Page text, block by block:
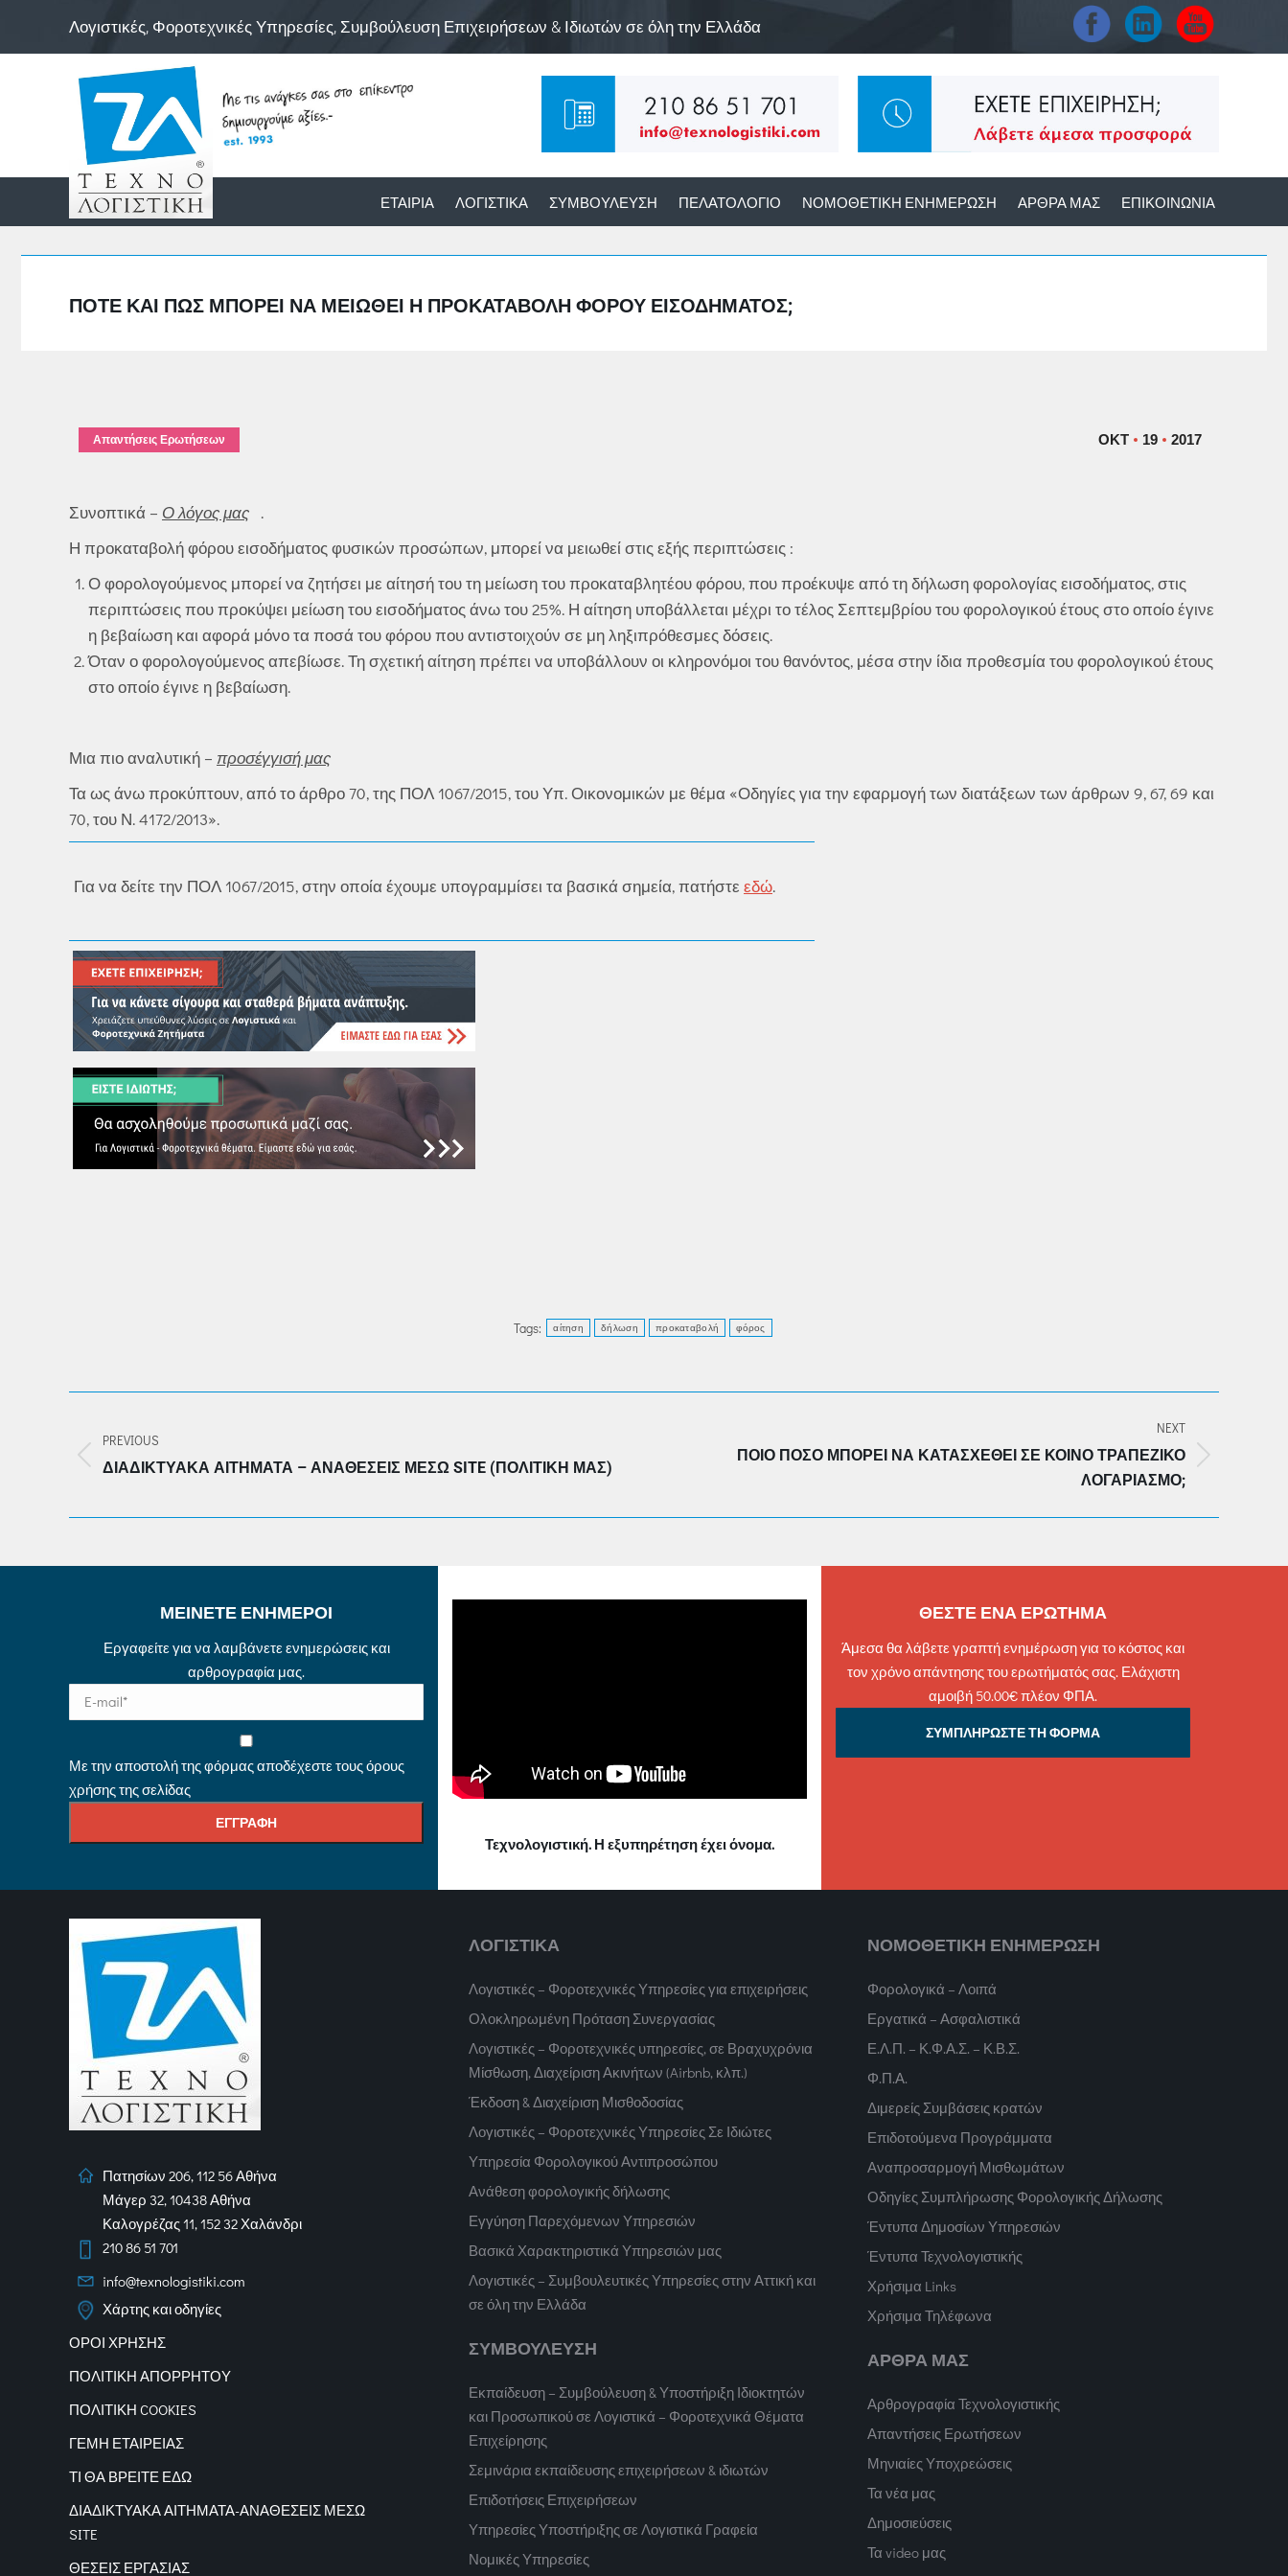
Λογιστικές, Φοροτεχνικές Υπηρεσίες, Συμβούλευση Επιχειρήσεων & Ιδιωτών σε όλη την Ελλάδα
ΕΤΑΙΡΊΑ ΛΟΓΙΣΤΙΚΆ ΣΥΜΒΟΎΛΕΥΣΗ ΠΕΛΑΤΟΛΌΓΙΟ ΝΟΜΟΘΕΤΙΚΉ ΕΝΗΜΈΡΩΣΗ ΆΡΘΡΑ ΜΑΣ ΕΠΙΚΟΙΝΩΝΊΑ
ΠΌΤΕ ΚΑΙ ΠΩΣ ΜΠΟΡΕΊ ΝΑ ΜΕΙΩΘΕΊ Η ΠΡΟΚΑΤΑΒΟΛΉ ΦΌΡΟΥ ΕΙΣΟΔΉΜΑΤΟΣ;
ΟΚΤ 19 2017
Απαντήσεις Ερωτήσεων
Συνοπτικά – Ο λόγος μας .
Η προκαταβολή φόρου εισοδήματος φυσικών προσώπων, μπορεί να μειωθεί στις εξής περιπτώσεις :
Ο φορολογούμενος μπορεί να ζητήσει με αίτησή του τη μείωση του προκαταβλητέου φόρου, που προέκυψε από τη δήλωση φορολογίας εισοδήματος, στις
περιπτώσεις που προκύψει μείωση του εισοδήματος άνω του 25%. Η αίτηση υποβάλλεται μέχρι το τέλος Σεπτεμβρίου του φορολογικού έτους στο οποίο έγινε
η βεβαίωση και αφορά μόνο τα ποσά του φόρου που αντιστοιχούν σε μη ληξιπρόθεσμες δόσεις.
Όταν ο φορολογούμενος απεβίωσε. Τη σχετική αίτηση πρέπει να υποβάλλουν οι κληρονόμοι του θανόντος, μέσα στην ίδια προθεσμία του φορολογικού έτους
στο οποίο έγινε η βεβαίωση.
Μια πιο αναλυτική – προσέγγισή μας
Τα ως άνω προκύπτουν, από το άρθρο 70, της ΠΟΛ 1067/2015, του Υπ. Οικονομικών με θέμα «Οδηγίες για την εφαρμογή των διατάξεων των άρθρων 9, 67, 69 και
70, του Ν. 4172/2013».
Για να δείτε την ΠΟΛ 1067/2015, στην οποία έχουμε υπογραμμίσει τα βασικά σημεία, πατήστε εδώ.
Tags: αίτηση δήλωση προκαταβολή φόρος
PREVIOUS
Previous
ΔΙΑΔΙΚΤΥΑΚΆ ΑΙΤΉΜΑΤΑ – ΑΝΑΘΈΣΕΙΣ ΜΈΣΩ SITE (ΠΟΛΙΤΙΚΉ ΜΑΣ)
NEXT
ΠΟΙΟ ΠΟΣΌ ΜΠΟΡΕΊ ΝΑ ΚΑΤΑΣΧΕΘΕΊ ΣΕ ΚΟΙΝΌ ΤΡΑΠΕΖΙΚΌ
ΛΟΓΑΡΙΑΣΜΌ;
ΜΕΙΝΕΤΕ ΕΝΗΜΕΡΟΙ
Εργαφείτε για να λαμβάνετε ενημερώσεις και
αρθρογραφία μας.
Με την αποστολή της φόρμας αποδέχεστε τους όρους
χρήσης της σελίδας
Τεχνολογιστική. Η εξυπηρέτηση έχει όνομα.
ΘΕΣΤΕ ΕΝΑ ΕΡΩΤΗΜΑ
Άμεσα θα λάβετε γραπτή ενημέρωση για το κόστος και
τον χρόνο απάντησης του ερωτήματός σας. Ελάχιστη
αμοιβή 50.00€ πλέον ΦΠΑ.
ΣΥΜΠΛΗΡΩΣΤΕ ΤΗ ΦΟΡΜΑ
Πατησίων 206, 112 56 Αθήνα
Μάγερ 32, 10438 Αθήνα
Καλογρέζας 11, 152 32 Χαλάνδρι
210 86 51 701
info@texnologistiki.com
Χάρτης και οδηγίες
ΟΡΟΙ ΧΡΗΣΗΣ
ΠΟΛΙΤΙΚΗ ΑΠΟΡΡΗΤΟΥ
ΠΟΛΙΤΙΚΗ COOKIES
ΓΕΜΗ ΕΤΑΙΡΕΙΑΣ
ΤΙ ΘΑ ΒΡΕΙΤΕ ΕΔΩ
ΔΙΑΔΙΚΤΥΑΚΑΑΙΤΗΜΑΤΑ-ΑΝΑΘΕΣΕΙΣ ΜΕΣΩ
SITE
ΘΕΣΕΙΣ ΕΡΓΑΣΙΑΣ
ΛΟΓΙΣΤΙΚΑ
Λογιστικές – Φοροτεχνικές Υπηρεσίες για επιχειρήσεις
Ολοκληρωμένη Πρόταση Συνεργασίας
Λογιστικές – Φοροτεχνικές υπηρεσίες, σε Βραχυχρόνια
Μίσθωση, Διαχείριση Ακινήτων (Airbnb, κλπ.)
Έκδοση & Διαχείριση Μισθοδοσίας
Λογιστικές – Φοροτεχνικές Υπηρεσίες Σε Ιδιώτες
Υπηρεσία Φορολογικού Αντιπροσώπου
Ανάθεση φορολογικής δήλωσης
Εγγύηση Παρεχόμενων Υπηρεσιών
Βασικά Χαρακτηριστικά Υπηρεσιών μας
Λογιστικές – Συμβουλευτικές Υπηρεσίες στην Αττική και
σε όλη την Ελλάδα
ΣΥΜΒΟΥΛΕΥΣΗ
Εκπαίδευση – Συμβούλευση & Υποστήριξη Ιδιοκτητών
και Προσωπικού σε Λογιστικά – Φοροτεχνικά Θέματα
Επιχείρησης
Σεμινάρια εκπαίδευσης επιχειρήσεων & ιδιωτών
Επιδοτήσεις Επιχειρήσεων
Υπηρεσίες Υποστήριξης σε Λογιστικά Γραφεία
Νομικές Υπηρεσίες
ΝΟΜΟΘΕΤΙΚΗ ΕΝΗΜΕΡΩΣΗ
Φορολογικά – Λοιπά
Εργατικά – Ασφαλιστικά
Ε.Λ.Π. – Κ.Φ.Α.Σ. – Κ.Β.Σ.
Φ.Π.Α.
Διμερείς Συμβάσεις κρατών
Επιδοτούμενα Προγράμματα
Αναπροσαρμογή Μισθωμάτων
Οδηγίες Συμπλήρωσης Φορολογικής Δήλωσης
Έντυπα Δημοσίων Υπηρεσιών
Έντυπα Τεχνολογιστικής
Χρήσιμα Links
Χρήσιμα Τηλέφωνα
ΑΡΘΡΑ ΜΑΣ
Αρθρογραφία Τεχνολογιστικής
Απαντήσεις Ερωτήσεων
Μηνιαίες Υποχρεώσεις
Τα νέα μας
Δημοσιεύσεις
Τα video μας